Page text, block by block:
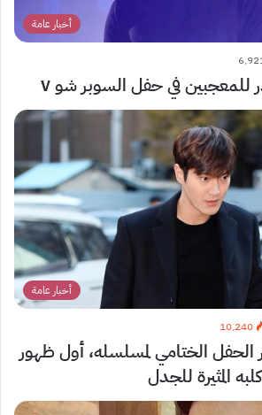
أخبار عامة
للمعجبين في حفل السوبر شو ٧
أخبار عامة
10٬240
الختامي لمسلسله، أول ظهور
المثيرة للجدل